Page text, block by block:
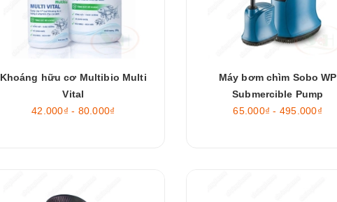
Khoáng hữu cơ Multibio Multi
Vital
42.000₫ - 80.000₫
Máy bơm chìm Sobo WP
Submercible Pump
65.000₫ - 495.000₫